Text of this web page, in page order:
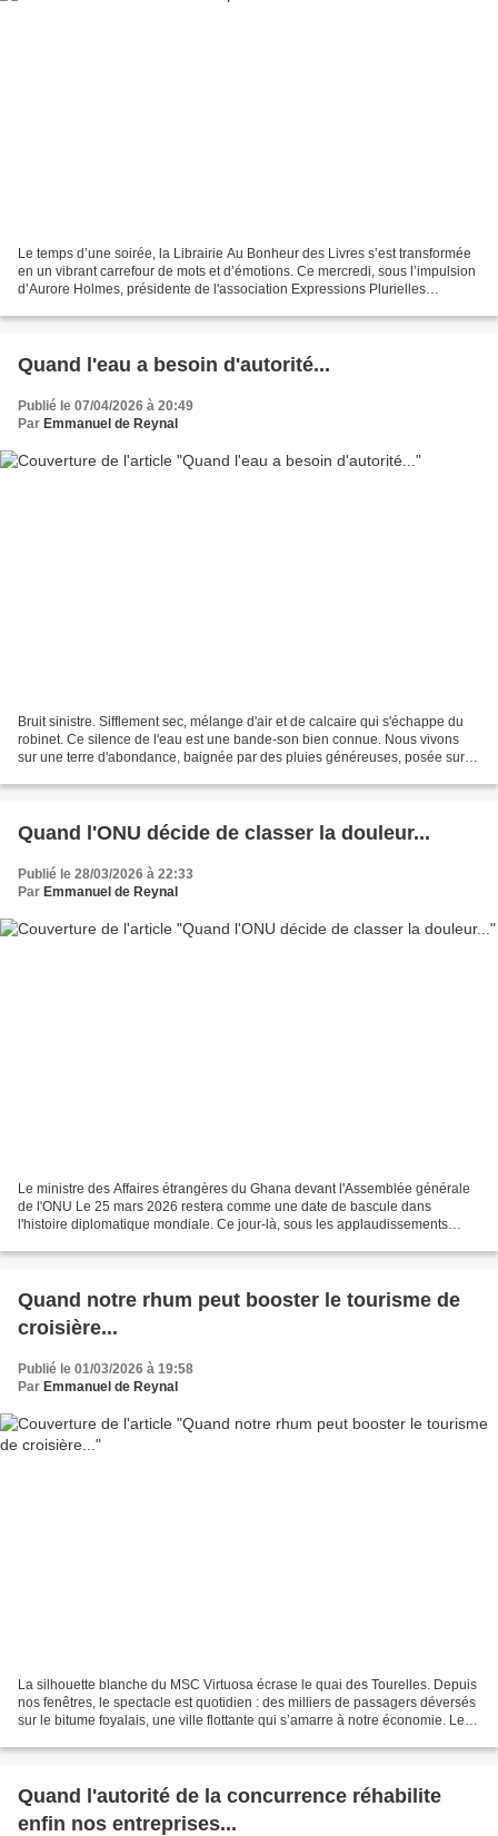
Le temps d’une soirée, la Librairie Au Bonheur des Livres s’est transformée
en un vibrant carrefour de mots et d’émotions. Ce mercredi, sous l’impulsion
d’Aurore Holmes, présidente de l'association Expressions Plurielles
Quand l'eau a besoin d'autorité...
Publié le 07/04/2026 à 20:49
Par Emmanuel de Reynal
Bruit sinistre. Sifflement sec, mélange d'air et de calcaire qui s'échappe du
robinet. Ce silence de l'eau est une bande-son bien connue. Nous vivons
sur une terre d'abondance, baignée par des pluies généreuses, posée sur
Quand l'ONU décide de classer la douleur...
Publié le 28/03/2026 à 22:33
Par Emmanuel de Reynal
Le ministre des Affaires étrangères du Ghana devant l'Assemblée générale
de l'ONU Le 25 mars 2026 restera comme une date de bascule dans
l'histoire diplomatique mondiale. Ce jour-là, sous les applaudissements
Quand notre rhum peut booster le tourisme de
croisière...
Publié le 01/03/2026 à 19:58
Par Emmanuel de Reynal
La silhouette blanche du MSC Virtuosa écrase le quai des Tourelles. Depuis
nos fenêtres, le spectacle est quotidien : des milliers de passagers déversés
sur le bitume foyalais, une ville flottante qui s’amarre à notre économie. Les
Quand l'autorité de la concurrence réhabilite
enfin nos entreprises...